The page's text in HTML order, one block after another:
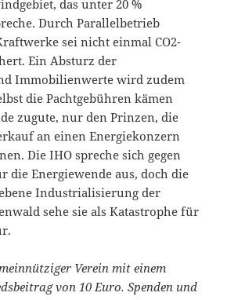
das unter 20 %
Durch Parallelbetrieb
sei nicht einmal CO2-
Ein Absturz der
Immobilienwerte wird zudem
die Pachtgebühren kämen
zugute, nur den Prinzen, die
an einen Energiekonzern
Die IHO spreche sich gegen
die Energiewende aus, doch die
Industrialisierung der
sehe sie als Katastrophe für
Verein mit einem
von 10 Euro. Spenden und